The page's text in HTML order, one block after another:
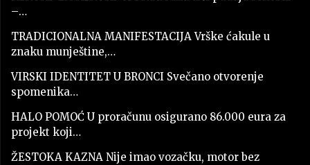
–…
TRADICIONALNA MANIFESTACIJA Vrške ćakule u
znaku munještine,…
VIRSKI IDENTITET U BRONCI Svečano otvorenje
spomenika…
HALO POMOĆ U proračunu osigurano 86.000 eura za
projekt koji…
ŽESTOKA KAZNA Nije imao vozačku, motor bez